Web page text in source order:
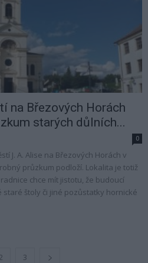
na Březových Horách
starých důlních...
0
J. A. Alise na Březových Horách v
průzkum podloží. Lokalita je totiž
chce mít jistotu, že budoucí
štoly či jiné pozůstatky hornické
2 3